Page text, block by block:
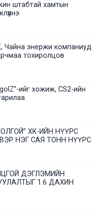
штабтай хамтын
Чайна энержи компаниуд
тохиролцов
ийг хожиж, CS2-ийн
ХК-ИЙН НҮҮРС
НЭГ САЯ ТОНН НҮҮРС
ДЭГЛЭМИЙН
1.6 ДАХИН